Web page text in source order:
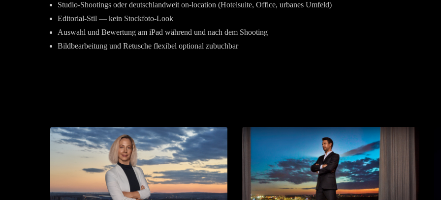
Studio-Shootings oder deutschlandweit on-location (Hotelsuite, Office, urbanes Umfeld)
Editorial-Stil — kein Stockfoto-Look
Auswahl und Bewertung am iPad während und nach dem Shooting
Bildbearbeitung und Retusche flexibel optional zubuchbar